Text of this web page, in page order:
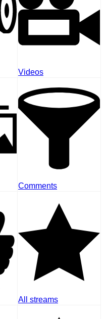
Videos
Comments
All streams